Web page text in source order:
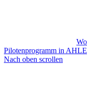
Pilotenprogramm in AHLE
Nach oben scrollen